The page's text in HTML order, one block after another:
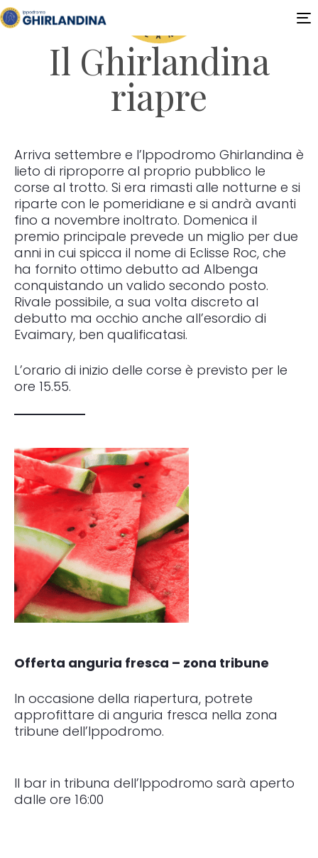
Il Ghirlandina
riapre
Arriva settembre e l’Ippodromo Ghirlandina è
lieto di riproporre al proprio pubblico le
corse al trotto. Si era rimasti alle notturne e si
riparte con le pomeridiane e si andrà avanti
fino a novembre inoltrato. Domenica il
premio principale prevede un miglio per due
anni in cui spicca il nome di Eclisse Roc, che
ha fornito ottimo debutto ad Albenga
conquistando un valido secondo posto.
Rivale possibile, a sua volta discreto al
debutto ma occhio anche all’esordio di
Evaimary, ben qualificatasi.
L’orario di inizio delle corse è previsto per le
ore 15.55.
Offerta anguria fresca – zona tribune
In occasione della riapertura, potrete
approfittare di anguria fresca nella zona
tribune dell’Ippodromo.
Il bar in tribuna dell’Ippodromo sarà aperto
dalle ore 16:00